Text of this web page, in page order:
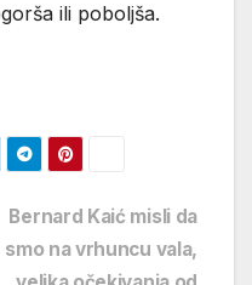
ili poboljša.
Bernard Kaić misli da
smo na vrhuncu vala,